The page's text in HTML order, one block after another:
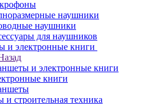
наушники
наушники
для наушников
и электронные книги
и электронные книги
книги